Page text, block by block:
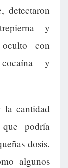
detectaron
y
oculto con
y
la cantidad
podría
dosis.
algunos